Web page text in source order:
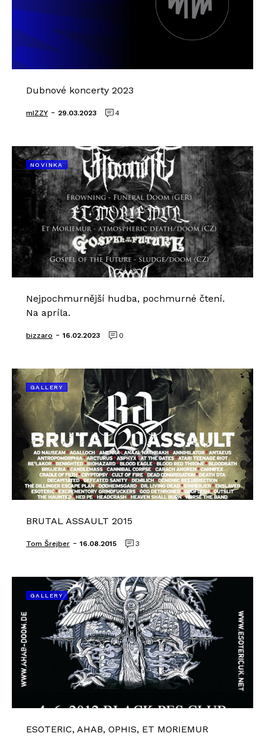
Dubnové koncerty 2023
mIZZY - 29.03.2023 4
NOVINKA
Nejpochmurnější hudba, pochmurné čtení.
Na apríla.
bizzaro - 16.02.2023 0
GALLERY
BRUTAL ASSAULT 2015
Tom Šrejber - 16.08.2015 3
GALLERY
ESOTERIC, AHAB, OPHIS, ET MORIEMUR